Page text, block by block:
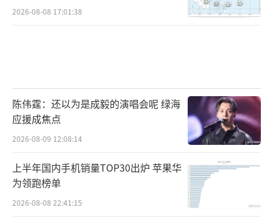
2026-08-08 17:01:38
陈伟霆：还以为是成毅的演唱会呢 绿海
应援成焦点
2026-08-09 12:08:14
上半年国内手机销量TOP30出炉 苹果华
为领跑榜单
2026-08-08 22:41:15